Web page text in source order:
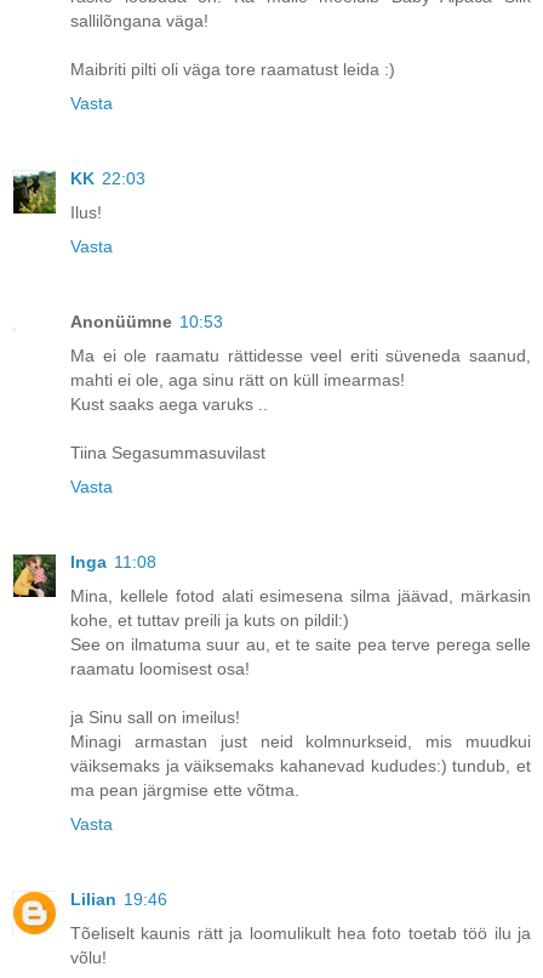
sallilõngana väga!
Maibriti pilti oli väga tore raamatust leida :)
Vasta
KK 22:03
Ilus!
Vasta
Anonüümne 10:53
Ma ei ole raamatu rättidesse veel eriti süveneda saanud,
mahti ei ole, aga sinu rätt on küll imearmas!
Kust saaks aega varuks ..
Tiina Segasummasuvilast
Vasta
Inga 11:08
Mina, kellele fotod alati esimesena silma jäävad, märkasin
kohe, et tuttav preili ja kuts on pildil:)
See on ilmatuma suur au, et te saite pea terve perega selle
raamatu loomisest osa!
ja Sinu sall on imeilus!
Minagi armastan just neid kolmnurkseid, mis muudkui
väiksemaks ja väiksemaks kahanevad kududes:) tundub, et
ma pean järgmise ette võtma.
Vasta
Lilian 19:46
Tõeliselt kaunis rätt ja loomulikult hea foto toetab töö ilu ja
võlu!